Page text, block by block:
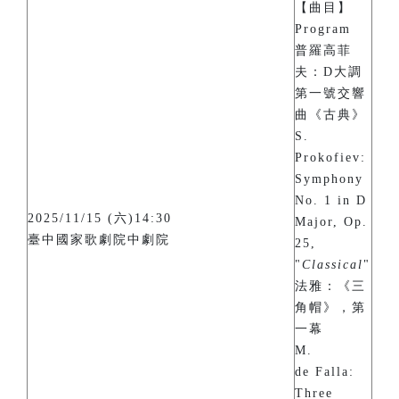
2025/11/15 (六)14:30
臺中國家歌劇院中劇院
【曲目】
Program
普羅高菲
夫：D大調
第一號交響
曲《古典》
S.
Prokofiev:
Symphony
No. 1 in D
Major, Op.
25,
" Classical "
法雅：《三
角帽》，第
一幕
M.
de Falla:
Three